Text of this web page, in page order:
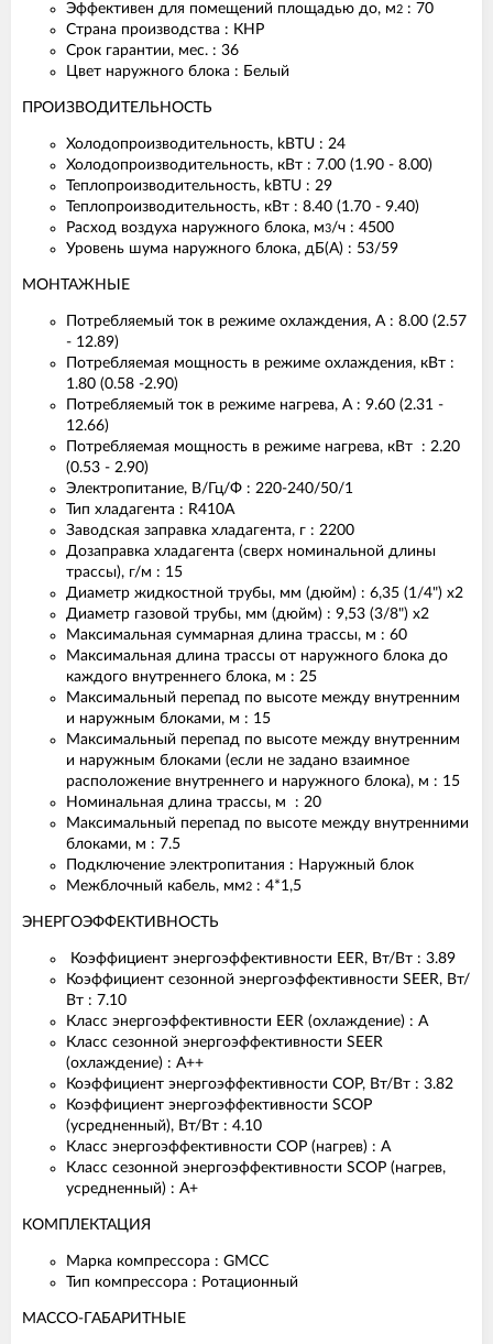
Эффективен для помещений площадью до, м2 : 70
Страна производства : КНР
Срок гарантии, мес. : 36
Цвет наружного блока : Белый
ПРОИЗВОДИТЕЛЬНОСТЬ
Холодопроизводительность, kBTU : 24
Холодопроизводительность, кВт : 7.00 (1.90 - 8.00)
Теплопроизводительность, kBTU : 29
Теплопроизводительность, кВт : 8.40 (1.70 - 9.40)
Расход воздуха наружного блока, м3/ч : 4500
Уровень шума наружного блока, дБ(А) : 53/59
МОНТАЖНЫЕ
Потребляемый ток в режиме охлаждения, А : 8.00 (2.57
- 12.89)
Потребляемая мощность в режиме охлаждения, кВт :
1.80 (0.58 -2.90)
Потребляемый ток в режиме нагрева, А : 9.60 (2.31 -
12.66)
Потребляемая мощность в режиме нагрева, кВт : 2.20
(0.53 - 2.90)
Электропитание, В/Гц/Ф : 220-240/50/1
Тип хладагента : R410A
Заводская заправка хладагента, г : 2200
Дозаправка хладагента (сверх номинальной длины
трассы), г/м : 15
Диаметр жидкостной трубы, мм (дюйм) : 6,35 (1/4") x2
Диаметр газовой трубы, мм (дюйм) : 9,53 (3/8") x2
Максимальная суммарная длина трассы, м : 60
Максимальная длина трассы от наружного блока до
каждого внутреннего блока, м : 25
Максимальный перепад по высоте между внутренним
и наружным блоками, м : 15
Максимальный перепад по высоте между внутренним
и наружным блоками (если не задано взаимное
расположение внутреннего и наружного блока), м : 15
Номинальная длина трассы, м : 20
Максимальный перепад по высоте между внутренними
блоками, м : 7.5
Подключение электропитания : Наружный блок
Межблочный кабель, мм2 : 4*1,5
ЭНЕРГОЭФФЕКТИВНОСТЬ
Коэффициент энергоэффективности EER, Вт/Вт : 3.89
Коэффициент сезонной энергоэффективности SEER, Вт/
Вт : 7.10
Класс энергоэффективности EER (охлаждение) : A
Класс сезонной энергоэффективности SEER
(охлаждение) : A++
Коэффициент энергоэффективности COP, Вт/Вт : 3.82
Коэффициент энергоэффективности SCOP
(усредненный), Вт/Вт : 4.10
Класс энергоэффективности COP (нагрев) : A
Класс сезонной энергоэффективности SCOP (нагрев,
усредненный) : A+
КОМПЛЕКТАЦИЯ
Марка компрессора : GMCC
Тип компрессора : Ротационный
МАССО-ГАБАРИТНЫЕ